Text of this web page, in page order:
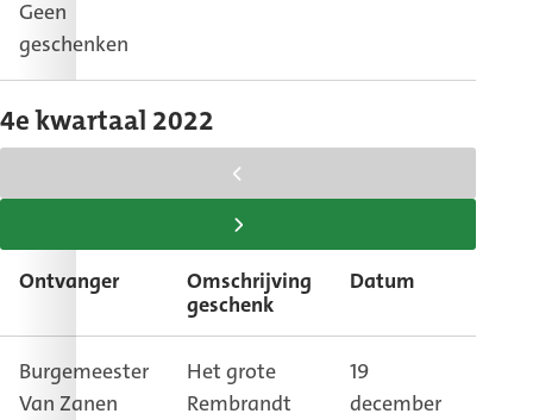
Geen
geschenken
4e kwartaal 2022
naar
links
tabel
rechts
Ontvanger
Omschrijving
geschenk
Datum
Burgemeester
Van Zanen
Het grote
Rembrandt
19
december